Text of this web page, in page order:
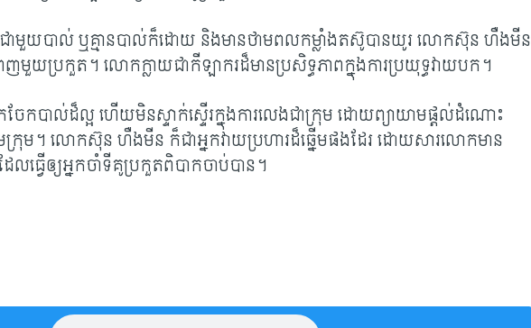
ាមួយបាល់ ឬគ្មានបាល់ក៏ដោយ និងមានថាមពល​កម្លាំង​តស៊ូ​បានយូរ លោកស៊ុន ហឺងមីន
ញមួយប្រកួត។ លោកក្លាយជា​កីឡាករ​ដ៏​មាន​ប្រសិទ្ធភាពក្នុងការប្រយុទ្ធវាយបក។
កបាល់ដ៏ល្អ ហើយមិនស្ទាក់ស្ទើរក្នុងការលេងជាក្រុម ដោយ​ព្យាយាមផ្តល់ដំណោះ
ក្រុម។ លោកស៊ុន ហឺងមីន ក៏​ជាអ្នក​វាយ​ប្រហារដ៏ឆ្នើមផងដែរ ដោយសារលោកមាន
ធ្វើឲ្យអ្នកចាំ​ទីគូ​ប្រកួត​ពិបាកចាប់បាន។